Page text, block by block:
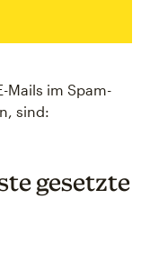
Mails im Spam-
sind:
gesetzte